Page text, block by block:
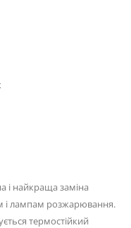
і найкраща заміна
і лампам розжарювання.
термостійкий